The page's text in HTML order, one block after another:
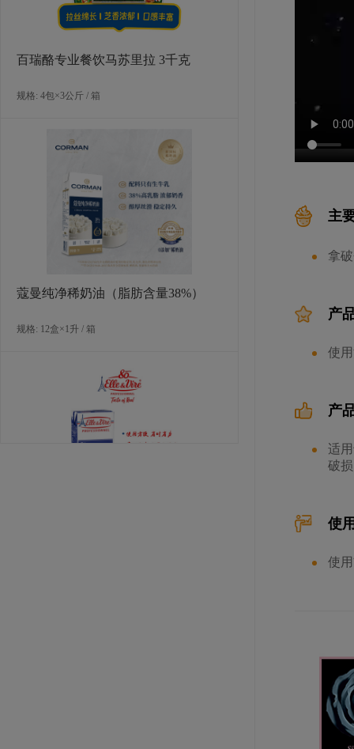
百瑞酪专业餐饮马苏里拉 3千克
规格: 4包×3公斤 / 箱
蔻曼纯净稀奶油（脂肪含量38%）
规格: 12盒×1升 / 箱
主
拿
产
使
产
适
破
使
使